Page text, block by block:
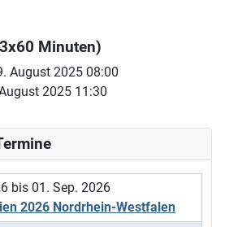
Minuten)
August 2025 08:00
2025 11:30
bis 01. Sep. 2026
2026 Nordrhein-Westfalen